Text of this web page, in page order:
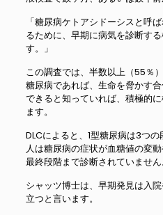
「糖尿病ケトアシドーシスと呼
るために、早期に病気を診断す
す。」
この調査では、半数以上（55％
糖尿病であれば、生命を脅かす
できると知っていれば、積極的
ます。
DLCによると、1型糖尿病は3つ
人は糖尿病の症状が血糖値の変
最終段階まで診断されていません
シャッツ博士は、早期発見は入
立つと言います。